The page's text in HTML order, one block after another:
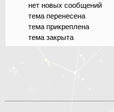
нет новых сообщений
тема перенесена
тема прикреплена
тема закрыта